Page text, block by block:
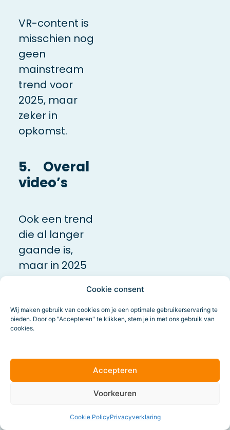
Cookie consent
Wij maken gebruik van cookies om je een optimale gebruikerservaring te
bieden. Door op "Accepteren" te klikken, stem je in met ons gebruik van
cookies.
Accepteren
Voorkeuren
Cookie PolicyPrivacyverklaring
VR-content is
misschien nog
geen
mainstream
trend voor
2025, maar
zeker in
opkomst.
5. Overal
video’s
Ook een trend
die al langer
gaande is,
maar in 2025
naar ons inzien
definitief wordt:
de dominantie
van bewegend
test met meer
zoekresultaten,
van Instagram